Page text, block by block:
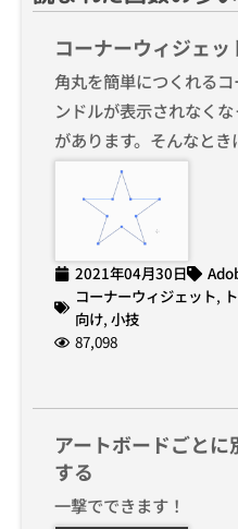
コーナーウィジェッ
角丸を簡単につくれる
ンドルが表示されなく
があります。そんなとき
2021年04月30日
コーナーウィジェット,
向け, 小技
87,098
アートボードごと
する
一撃でできます！